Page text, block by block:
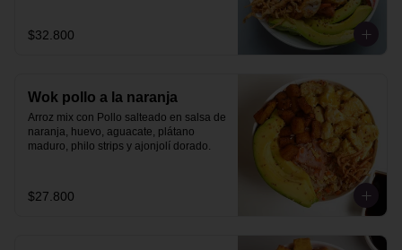
$32.800
Wok pollo a la naranja
Arroz mix con Pollo salteado en salsa de
naranja, huevo, aguacate, plátano
maduro, philo strips y ajonjolí dorado.
$27.800